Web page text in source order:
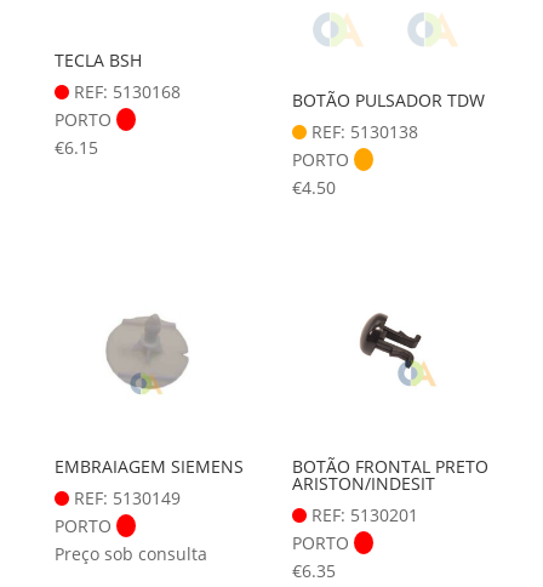
TECLA BSH
REF: 5130168
PORTO
€6.15
BOTÃO PULSADOR TDW
REF: 5130138
PORTO
€4.50
EMBRAIAGEM SIEMENS
REF: 5130149
PORTO
Preço sob consulta
BOTÃO FRONTAL PRETO
ARISTON/INDESIT
REF: 5130201
PORTO
€6.35